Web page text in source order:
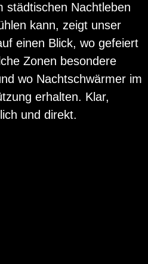
städtischen Nachtleben
kann, zeigt unser
einen Blick, wo gefeiert
Zonen besondere
wo Nachtschwärmer im
erhalten. Klar,
und direkt.